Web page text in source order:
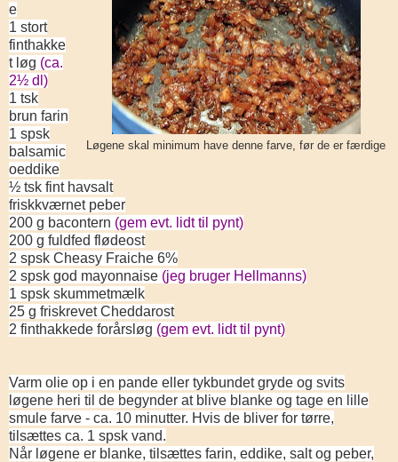
Løgene skal minimum have denne farve, før de er færdige
e
1 stort
finthakke
t løg (ca.
2½ dl)
1 tsk
brun farin
1 spsk
balsamic
oeddike
½ tsk fint havsalt
friskkværnet peber
200 g bacontern (gem evt. lidt til pynt)
200 g fuldfed flødeost
2 spsk Cheasy Fraiche 6%
2 spsk god mayonnaise (jeg bruger Hellmanns)
1 spsk skummetmælk
25 g friskrevet Cheddarost
2 finthakkede forårsløg (gem evt. lidt til pynt)
Varm olie op i en pande eller tykbundet gryde og svits
løgene heri til de begynder at blive blanke og tage en lille
smule farve - ca. 10 minutter. Hvis de bliver for tørre,
tilsættes ca. 1 spsk vand.
Når løgene er blanke, tilsættes farin, eddike, salt og peber,